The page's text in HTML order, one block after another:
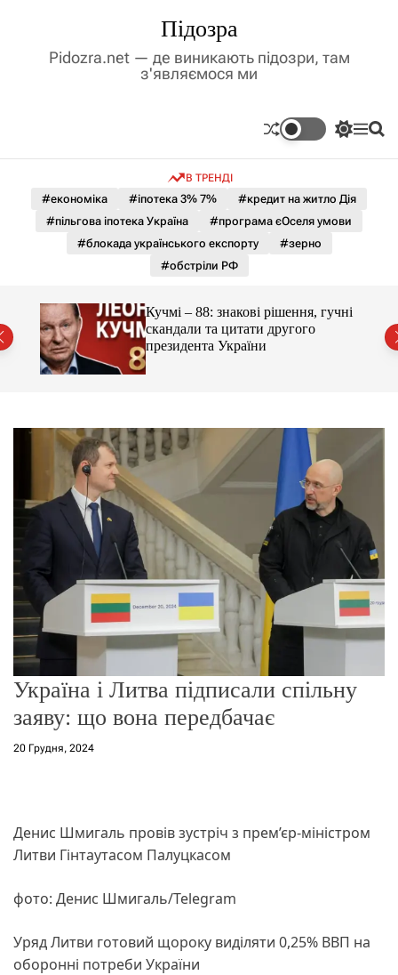
Підозра
Pidozra.net — де виникають підозри, там
з'являємося ми
П
м
к
а
ь
о
р
ж
и
м
у
М П
В ТРЕНДІ
#економіка #іпотека 3% 7%
#кредит на житло Дія
#пільгова іпотека Україна
#програма єОселя умови
#блокада українського експорту
#зерно
#обстріли РФ
Кучмі – 88: знакові рішення, гучні
скандали та цитати другого
президента України
Україна і Литва підписали спільну
заяву: що вона передбачає
20 Грудня, 2024
Денис Шмигаль провів зустріч з прем’єр-міністром
Литви Гінтаутасом Палуцкасом
фото: Денис Шмигаль/Telegram
Уряд Литви готовий щороку виділяти 0,25% ВВП на
оборонні потреби України